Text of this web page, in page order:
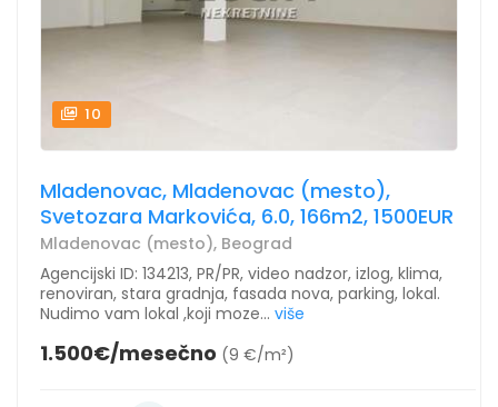
10
Mladenovac, Mladenovac (mesto),
Svetozara Markovića, 6.0, 166m2, 1500EUR
Mladenovac (mesto), Beograd
Agencijski ID: 134213, PR/PR, video nadzor, izlog, klima,
renoviran, stara gradnja, fasada nova, parking, lokal.
Nudimo vam lokal ,koji moze... više
1.500€/mesečno (9 €/m²)